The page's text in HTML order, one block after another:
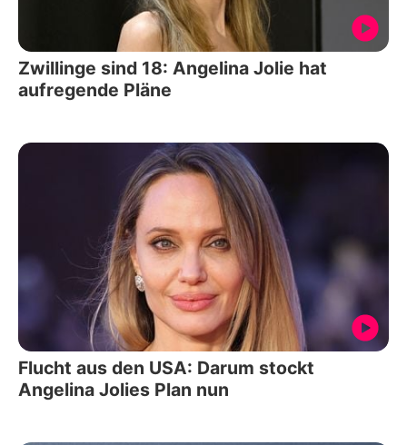
Zwillinge sind 18: Angelina Jolie hat
aufregende Pläne
Flucht aus den USA: Darum stockt
Angelina Jolies Plan nun